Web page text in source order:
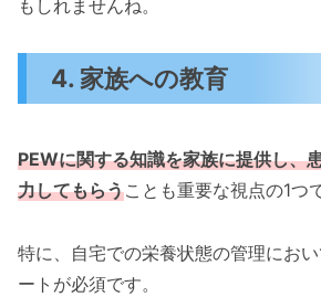
もしれませんね。
4. 家族への教育
PEWに関する知識を家族に提供し、
力してもらうことも重要な視点の1つ
特に、自宅での栄養状態の管理にお
ートが必須です。